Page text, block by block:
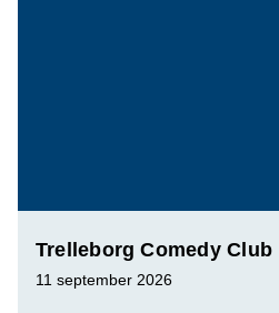
Trelleborg Comedy Club
11 september 2026